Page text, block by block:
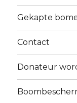
Gekapte
Contact
Donateur